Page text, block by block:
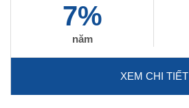
7%
năm
XEM CHI TIẾT